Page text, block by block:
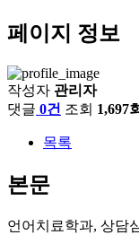
페이지 정보
작성자 관리자
댓글 0건 조회 1,697
목록
본문
언어치료학과, 상담